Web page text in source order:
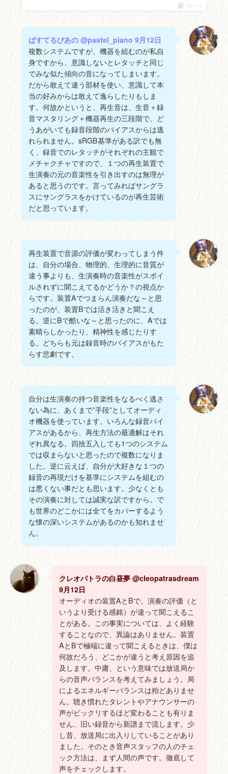
ポチップ
ぱすてるぴあの @pastel_piano 9月12日
複数システムですが、機器を組むのが私自
身ですから、意識しないとレタッチと同じ
でみな似た傾向の音になってしまいます。
だから敢えて違う部材を使い、意識して本
当の好みからは敢えて逸らしたりもしま
す。何故かというと、再生音は、生音＋録
音マスタリング＋機器再生の三段階で、ど
うあがいても録音段階のバイアスからは逃
れられません。sRGB基準がある訳でも無
く、録音でのレタッチがそれぞれの主観で
メチャクチャですので、１つの再生装置で
生演奏の元の音楽性を引き出すのは無理が
あると思うのです。言ってみればサングラ
スにサングラスをかけているのが再生芸術
だと思っています。
再生装置で音源の評価が変わってしまう件
は、自分の場合、物理的、生理的に音質が
違う事よりも、生演奏時の音楽性がスポイ
ルされずに聞こえてるかどうか？の視点か
らです。装置Aでつまらん演奏だな～と思
ったのが、装置Bでは活き活きと聞こえ
る。逆にBで酷いな～と思ったのに、Aでは
素晴らしかったり、精神性を感じたりす
る。どちらも元は録音時のバイアスがもた
らす悲劇です。
自分は生演奏の持つ音楽性をなるべく逃さ
ない為に、あくまで”手段”としてオーディ
オ機器を使っています。いろんな録音バイ
アスがあるから、再生方法の最適解はそれ
ぞれ異なる。四捨五入しても1つのシステム
では収まらないと思ったので複数になりま
した。逆に云えば、自分が大好きな１つの
録音の再現だけを基準にシステムを組むの
は悪くない事だとも思います。少なくとも
その演奏に対しては誠実な訳ですから。で
も世界のどこかには全てをカバーするよう
な懐の深いシステムがあるのかも知れませ
ん。
クレオパトラの白昼夢 @cleopatrasdream
9月12日
オーディオの装置AとBで、演奏の評価（と
いうより受ける感銘）が違って聞こえるこ
とがある。この事実については、よく経験
することなので、異論はありません。装置
AとBで極端に違って聞こえるときは、僕は
何故だろう、どこかが違うと考え原因を追
及します。中庸、という意味では放送局か
らの音声バランスを考えてみましょう。局
によるエネルギーバランスは殆どありませ
ん。聴き慣れたタレントやアナウンサーの
声がビックリするほど変わることも有りま
せん、旧い録音から新譜まで流します。少
し昔、放送局に出入りしていることがあり
ました。そのとき音声スタッフの人のチェ
ック方法は、まず人間の声です。徹底して
声をチェックします。